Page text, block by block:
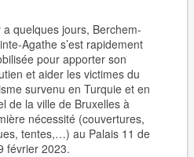
a quelques jours, Berchem-
Agathe s’est rapidement
pour apporter son
et aider les victimes du
survenu en Turquie et en
de la ville de Bruxelles à
nécessité (couvertures,
tentes,…) au Palais 11 de
février 2023.